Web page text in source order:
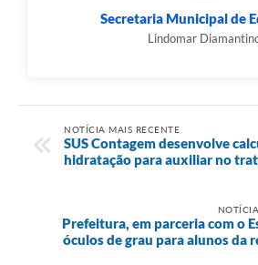
Secretaria Municipal de
Lindomar
NOTÍCIA MAIS RECENTE
SUS Contagem desenvolve
hidratação para auxiliar no
Prefeitura, em parceria com o
óculos de grau para alunos da